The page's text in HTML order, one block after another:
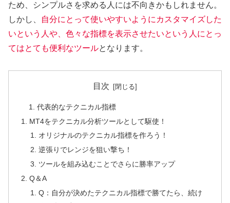
ため、シンプルさを求める人には不向きかもしれません。
しかし、
自分にとって使いやすいようにカスタマイズした
いという人や、色々な指標を表示させたいという人にとっ
てはとても便利なツールとなります。
目次
代表的なテクニカル指標
MT4をテクニカル分析ツールとして駆使！
オリジナルのテクニカル指標を作ろう！
逆張りでレンジを狙い撃ち！
ツールを組み込むことでさらに勝率アップ
Q＆A
Q：自分が決めたテクニカル指標で勝てたら、続け